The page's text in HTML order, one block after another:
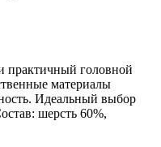
практичный головной
материалы
Идеальный выбор
шерсть 60%,